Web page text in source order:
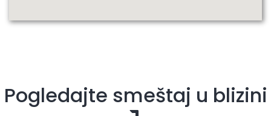
Pogledajte smeštaj u blizini